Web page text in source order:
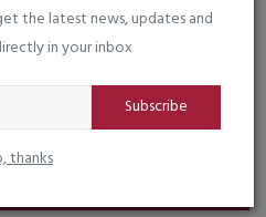
the latest news, updates and
in your inbox
Subscribe
thanks